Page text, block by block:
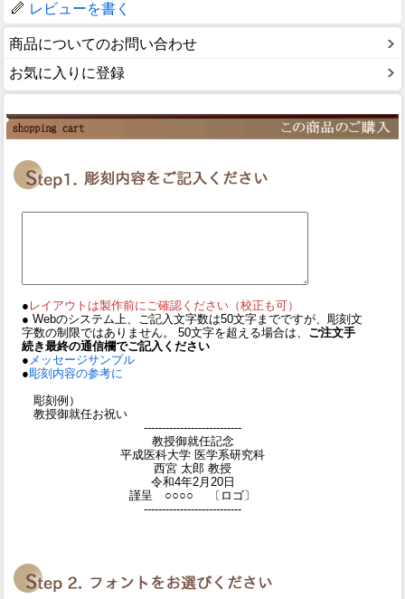
レビューを書く
商品についてのお問い合わせ
お気に入りに登録
● レイアウトは製作前にご確認ください（校正も可）
● Webのシステム上、ご記入文字数は50文字までですが、彫刻文
字数の制限ではありません。 50文字を超える場合は、 ご注文手
続き最終の通信欄でご記入ください
● メッセージサンプル
●彫刻内容の参考に
彫刻例）
教授御就任お祝い
---------------------------
教授御就任記念
平成医科大学 医学系研究科
西宮 太郎 教授
令和4年2月20日
謹呈 ○○○○ 〔ロゴ〕
---------------------------